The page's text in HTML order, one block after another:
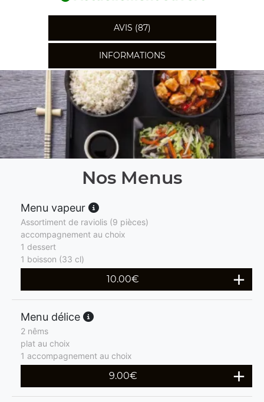
AVIS (87)
INFORMATIONS
Nos Menus
Menu vapeur
Assortiment de raviolis (9 pièces)
accompagnement au choix
1 dessert
1 boisson (33 cl)
10.00€
Menu délice
2 nêms
plat au choix
1 accompagnement au choix
9.00€